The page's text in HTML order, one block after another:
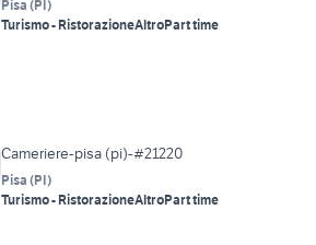
Pisa (PI)
Turismo - RistorazioneAltroPart time
Cameriere-pisa (pi)-#21220
Pisa (PI)
Turismo - RistorazioneAltroPart time